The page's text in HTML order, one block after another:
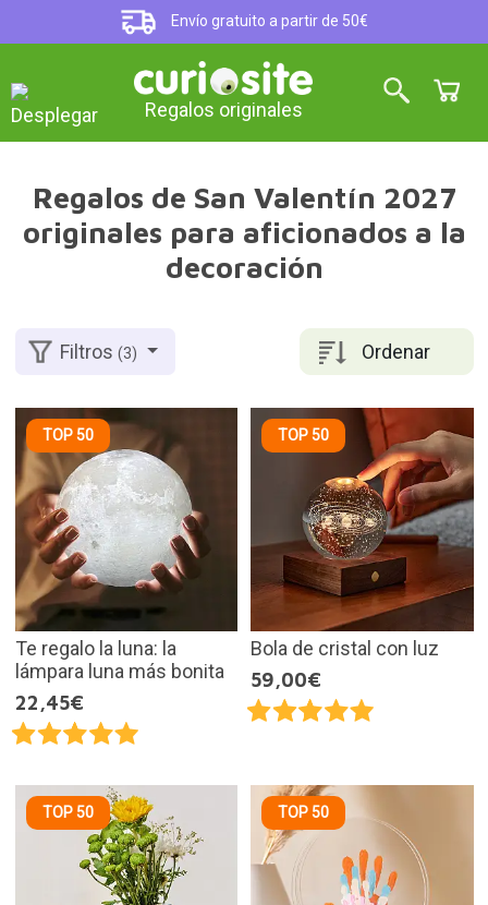
Envío gratuito a partir de 50€
Regalos originales
Regalos de San Valentín 2027
originales para aficionados a la
decoración
Ordenar
Filtros(3)
TOP 50
Te regalo la luna: la
lámpara luna más bonita
22,45€
TOP 50
Bola de cristal con luz
59,00€
TOP 50 TOP 50